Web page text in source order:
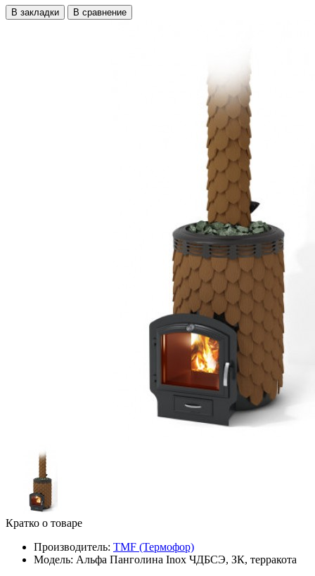
В закладки В сравнение
Кратко о товаре
Производитель: TMF (Термофор)
Модель: Альфа Панголина Inox ЧДБСЭ, ЗК, терракота